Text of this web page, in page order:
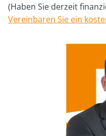
(Haben Sie derzeit
Vereinbaren Sie ein